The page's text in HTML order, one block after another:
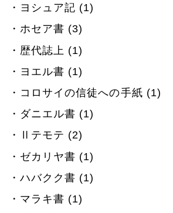
ヨシュア記 (1)
ホセア書 (3)
歴代誌上 (1)
ヨエル書 (1)
コロサイの信徒への手紙 (1)
ダニエル書 (1)
Ⅱテモテ (2)
ゼカリヤ書 (1)
ハバクク書 (1)
マラキ書 (1)